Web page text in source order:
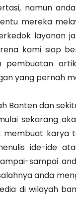
namun
mereka
layanan
kami siap
yang pernah
Banten dan
sekarang
karya
ide-ide
sampai
anda
di wilayah